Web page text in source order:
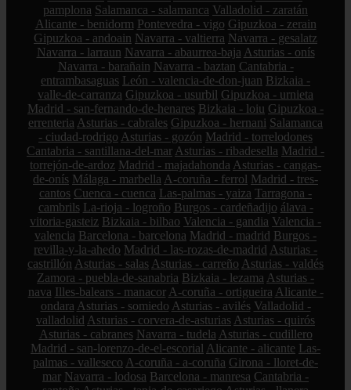
pamplona Salamanca - salamanca Valladolid - zaratán
Alicante - benidorm Pontevedra - vigo Gipuzkoa - zerain
Gipuzkoa - andoain Navarra - valtierra Navarra - gesalatz
Navarra - larraun Navarra - abaurrea-baja Asturias - onís
Navarra - barañain Navarra - baztan Cantabria -
entrambasaguas León - valencia-de-don-juan Bizkaia -
valle-de-carranza Gipuzkoa - usurbil Gipuzkoa - urnieta
Madrid - san-fernando-de-henares Bizkaia - loiu Gipuzkoa -
errenteria Asturias - cabrales Gipuzkoa - hernani Salamanca
- ciudad-rodrigo Asturias - gozón Madrid - torrelodones
Cantabria - santillana-del-mar Asturias - ribadesella Madrid -
torrejón-de-ardoz Madrid - majadahonda Asturias - cangas-
de-onís Málaga - marbella A-coruña - ferrol Madrid - tres-
cantos Cuenca - cuenca Las-palmas - yaiza Tarragona -
cambrils La-rioja - logroño Burgos - cardeñadijo álava -
vitoria-gasteiz Bizkaia - bilbao Valencia - gandia Valencia -
valencia Barcelona - barcelona Madrid - madrid Burgos -
revilla-y-la-ahedo Madrid - las-rozas-de-madrid Asturias -
castrillón Asturias - salas Asturias - carreño Asturias - valdés
Zamora - puebla-de-sanabria Bizkaia - lezama Asturias -
nava Illes-balears - manacor A-coruña - ortigueira Alicante -
ondara Asturias - somiedo Asturias - avilés Valladolid -
valladolid Asturias - corvera-de-asturias Asturias - quirós
Asturias - cabranes Navarra - tudela Asturias - cudillero
Madrid - san-lorenzo-de-el-escorial Alicante - alicante Las-
palmas - valleseco A-coruña - a-coruña Girona - lloret-de-
mar Navarra - lodosa Barcelona - manresa Cantabria -